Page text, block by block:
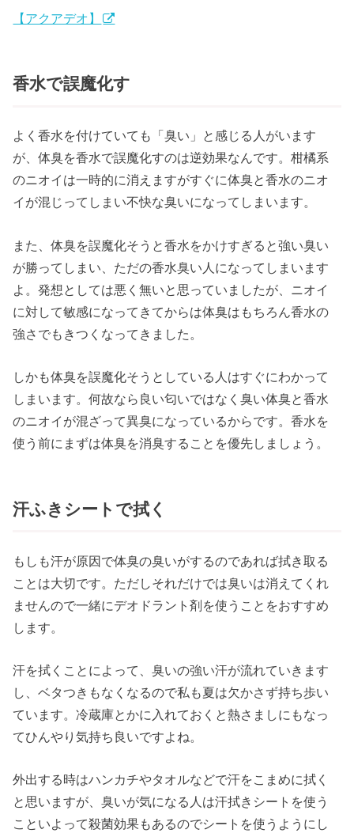
【アクアデオ】
香水で誤魔化す
よく香水を付けていても「臭い」と感じる人がいます
が、体臭を香水で誤魔化すのは逆効果なんです。柑橘系
のニオイは一時的に消えますがすぐに体臭と香水のニオ
イが混じってしまい不快な臭いになってしまいます。
また、体臭を誤魔化そうと香水をかけすぎると強い臭い
が勝ってしまい、ただの香水臭い人になってしまいます
よ。発想としては悪く無いと思っていましたが、ニオイ
に対して敏感になってきてからは体臭はもちろん香水の
強さでもきつくなってきました。
しかも体臭を誤魔化そうとしている人はすぐにわかって
しまいます。何故なら良い匂いではなく臭い体臭と香水
のニオイが混ざって異臭になっているからです。香水を
使う前にまずは体臭を消臭することを優先しましょう。
汗ふきシートで拭く
もしも汗が原因で体臭の臭いがするのであれば拭き取る
ことは大切です。ただしそれだけでは臭いは消えてくれ
ませんので一緒にデオドラント剤を使うことをおすすめ
します。
汗を拭くことによって、臭いの強い汗が流れていきます
し、ベタつきもなくなるので私も夏は欠かさず持ち歩い
ています。冷蔵庫とかに入れておくと熱さましにもなっ
てひんやり気持ち良いですよね。
外出する時はハンカチやタオルなどで汗をこまめに拭く
と思いますが、臭いが気になる人は汗拭きシートを使う
こといよって殺菌効果もあるのでシートを使うようにし